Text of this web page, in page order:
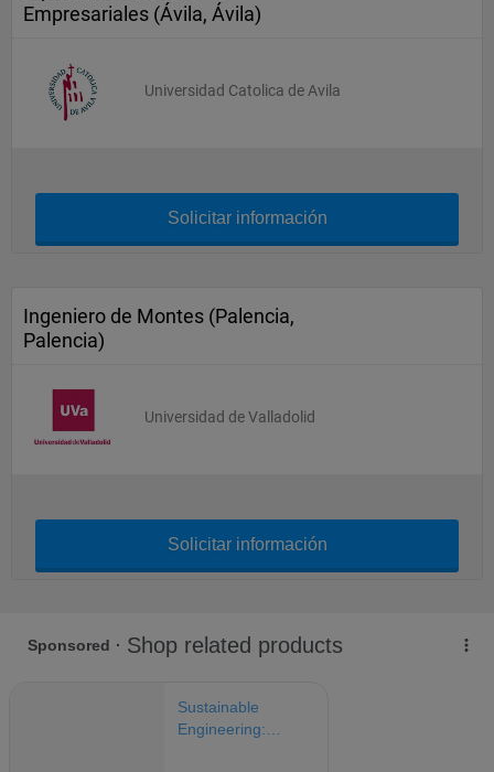
Empresariales (Ávila, Ávila)
Universidad Catolica de Avila
Solicitar información
Ingeniero de Montes (Palencia,
Palencia)
Universidad de Valladolid
Solicitar información